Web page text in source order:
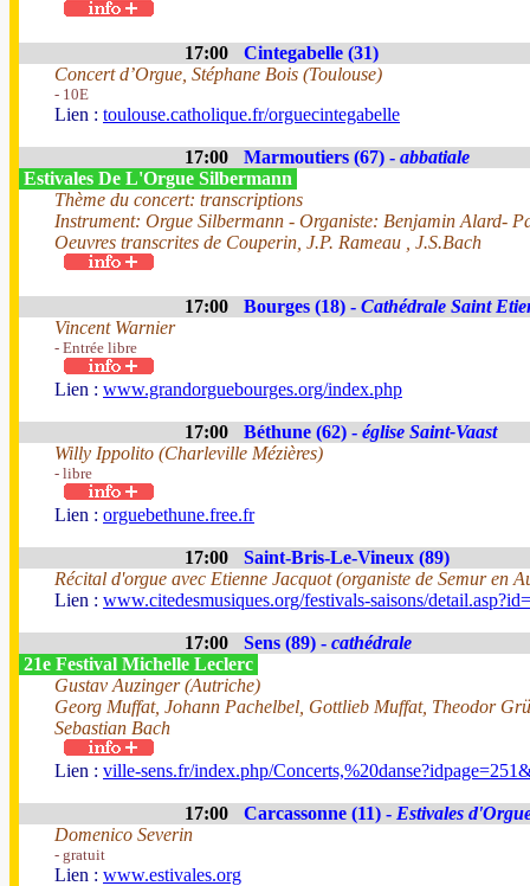
17:00
Cintegabelle (31)
Concert d’Orgue, Stéphane Bois (Toulouse)
- 10E
Lien : toulouse.catholique.fr/orguecintegabelle
17:00 Marmoutiers (67) - abbatiale
Estivales De L'Orgue Silbermann
Thème du concert: transcriptions
Instrument: Orgue Silbermann - Organiste: Benjamin Alard-
Oeuvres transcrites de Couperin, J.P. Rameau , J.S.Bach
17:00 Bourges (18) - Cathédrale Saint
Vincent Warnier
- Entrée libre
Lien : www.grandorguebourges.org/index.php
17:00 Béthune (62) - église Saint-Vaast
Willy Ippolito (Charleville Mézières)
- libre
Lien : orguebethune.free.fr
17:00
Saint-Bris-Le-Vineux (89)
Récital d'orgue avec Etienne Jacquot (organiste de Semur en
Lien : www.citedesmusiques.org/festivals-saisons/
17:00 Sens (89) - cathédrale
21e Festival Michelle Leclerc
Gustav Auzinger (Autriche)
Georg Muffat, Johann Pachelbel, Gottlieb Muffat, Theodor
Sebastian Bach
Lien : ville-sens.fr/index.php/
17:00 Carcassonne (11) - Estivales
Domenico Severin
- gratuit
Lien : www.estivales.org